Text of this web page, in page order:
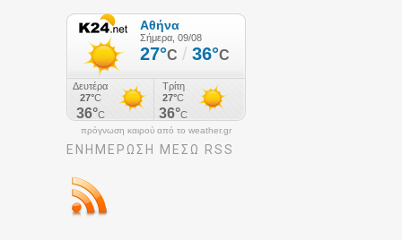
πρόγνωση καιρού από το weather.gr
ΕΝΗΜΈΡΩΣΉ ΜΕΣΩ RSS